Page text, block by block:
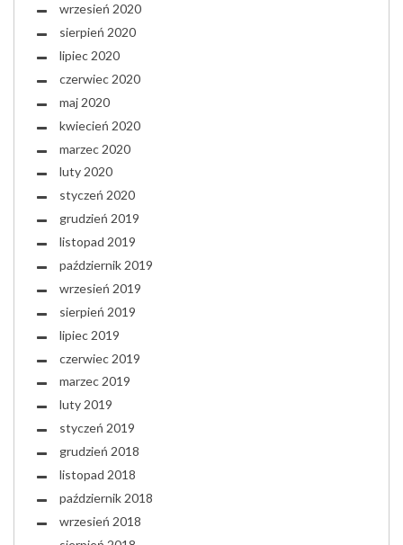
wrzesień 2020
sierpień 2020
lipiec 2020
czerwiec 2020
maj 2020
kwiecień 2020
marzec 2020
luty 2020
styczeń 2020
grudzień 2019
listopad 2019
październik 2019
wrzesień 2019
sierpień 2019
lipiec 2019
czerwiec 2019
marzec 2019
luty 2019
styczeń 2019
grudzień 2018
listopad 2018
październik 2018
wrzesień 2018